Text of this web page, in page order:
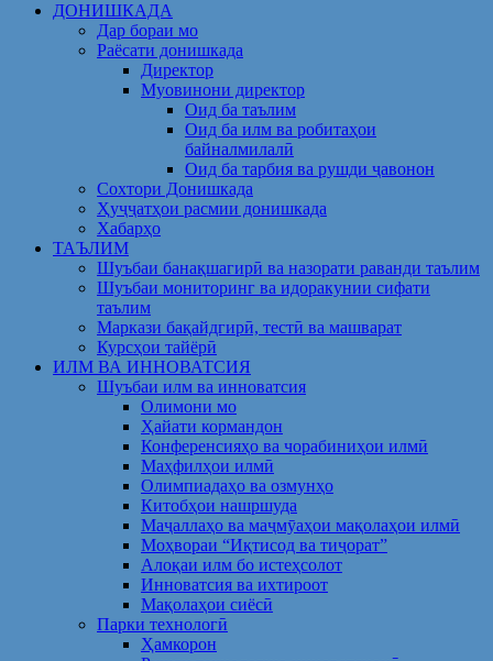
ДОНИШКАДА
Дар бораи мо
Раёсати донишкада
Директор
Муовинони директор
Оид ба таълим
Оид ба илм ва робитаҳои
байналмилалӣ
Оид ба тарбия ва рушди ҷавонон
Сохтори Донишкада
Ҳуҷҷатҳои расмии донишкада
Хабарҳо
ТАЪЛИМ
Шуъбаи банақшагирӣ ва назорати раванди таълим
Шуъбаи мониторинг ва идоракунии сифати
таълим
Маркази бақайдгирӣ, тестӣ ва машварат
Курсҳои тайёрӣ
ИЛМ ВА ИННОВАТСИЯ
Шуъбаи илм ва инноватсия
Олимони мо
Ҳайати кормандон
Конференсияҳо ва чорабиниҳои илмӣ
Маҳфилҳои илмӣ
Олимпиадаҳо ва озмунҳо
Китобҳои нашршуда
Маҷаллаҳо ва маҷмӯаҳои мақолаҳои илмӣ
Моҳвораи “Иқтисод ва тиҷорат”
Алоқаи илм бо истеҳсолот
Инноватсия ва ихтироот
Мақолаҳои сиёсӣ
Парки технологӣ
Ҳамкорон